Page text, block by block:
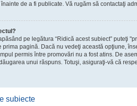
de a fi publicate. Vă rugăm să contactaţi
pe legătura “Ridică acest subiect” puteţi
prima pagină. Dacă nu vedeţi această opţiune,
permis între promovări nu a fost atins. De
unui răspuns. Totuşi, asiguraţi-vă că
subiecte